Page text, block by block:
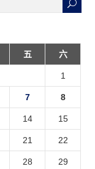
五 六
1
7 8
14 15
21 22
28 29